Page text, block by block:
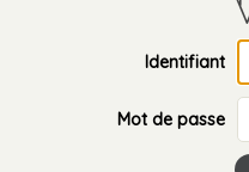
Identifiant
Mot de passe